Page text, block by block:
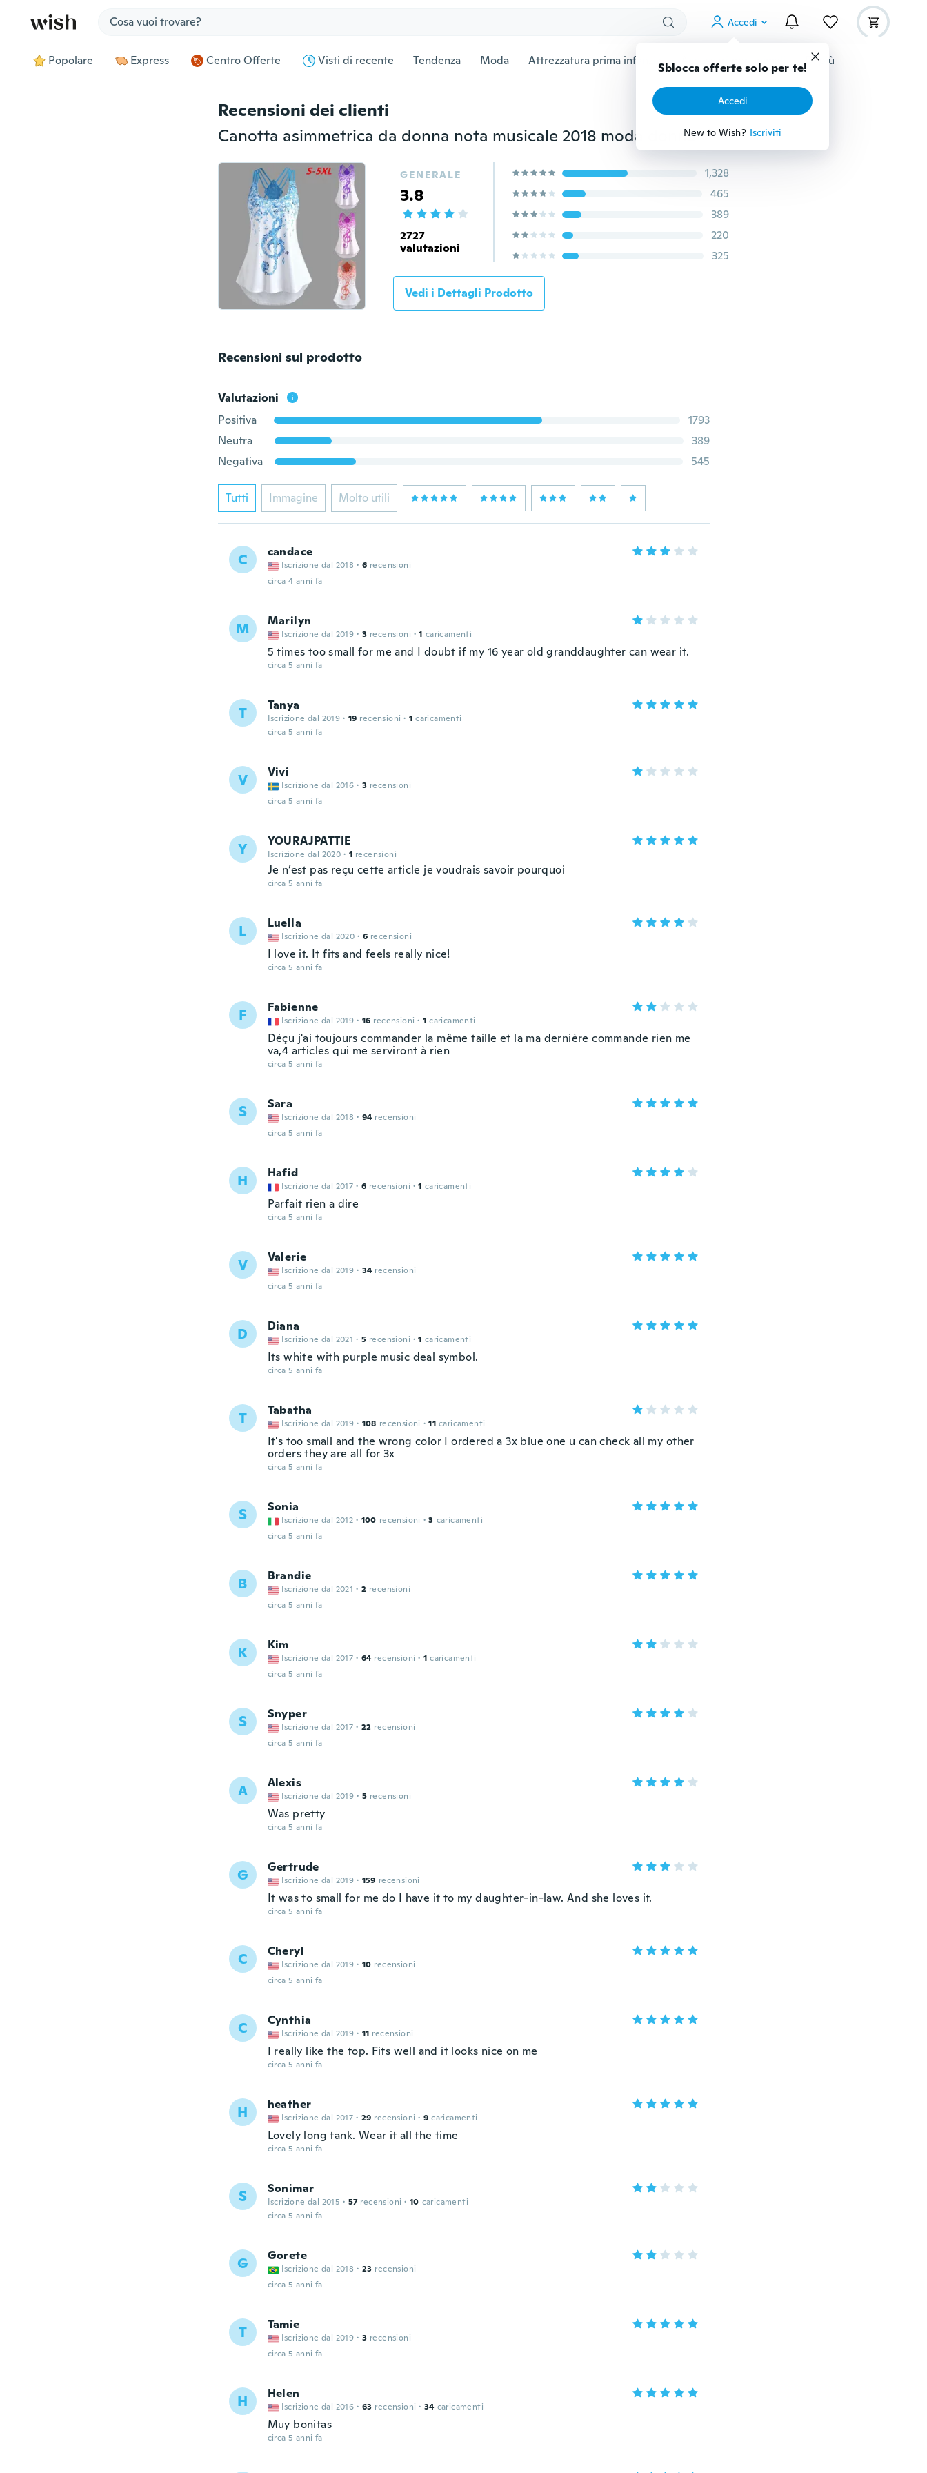
Accedi
Sblocca offerte solo per te!
Accedi
New to Wish? Iscriviti
Popolare Express Centro Offerte Visti di recente Tendenza Moda Attrezzatura prima infanzia Accessori per animali Di più
Recensioni dei clienti
Canotta asimmetrica da donna nota musicale 2018 moda donna
GENERALE
3.8
2727
valutazioni
1,328
465
389
220
325
Vedi i Dettagli Prodotto
Recensioni sul prodotto
Valutazioni
Positiva
1793
Neutra
389
Negativa
545
Tutti Immagine Molto utili
C candace
Iscrizione dal 2018 · 6 recensioni
circa 4 anni fa
M Marilyn
Iscrizione dal 2019 · 3 recensioni · 1 caricamenti
5 times too small for me and I doubt if my 16 year old granddaughter can wear it.
circa 5 anni fa
T Tanya
Iscrizione dal 2019 · 19 recensioni · 1 caricamenti
circa 5 anni fa
V Vivi
Iscrizione dal 2016 · 3 recensioni
circa 5 anni fa
Y YOURAJPATTIE
Iscrizione dal 2020 · 1 recensioni
Je n’est pas reçu cette article je voudrais savoir pourquoi
circa 5 anni fa
L Luella
Iscrizione dal 2020 · 6 recensioni
I love it. It fits and feels really nice!
circa 5 anni fa
F Fabienne
Iscrizione dal 2019 · 16 recensioni · 1 caricamenti
Déçu j'ai toujours commander la même taille et la ma dernière commande rien me
va,4 articles qui me serviront à rien
circa 5 anni fa
S Sara
Iscrizione dal 2018 · 94 recensioni
circa 5 anni fa
H Hafid
Iscrizione dal 2017 · 6 recensioni · 1 caricamenti
Parfait rien a dire
circa 5 anni fa
V Valerie
Iscrizione dal 2019 · 34 recensioni
circa 5 anni fa
D Diana
Iscrizione dal 2021 · 5 recensioni · 1 caricamenti
Its white with purple music deal symbol.
circa 5 anni fa
T Tabatha
Iscrizione dal 2019 · 108 recensioni · 11 caricamenti
It's too small and the wrong color I ordered a 3x blue one u can check all my other
orders they are all for 3x
circa 5 anni fa
S Sonia
Iscrizione dal 2012 · 100 recensioni · 3 caricamenti
circa 5 anni fa
B Brandie
Iscrizione dal 2021 · 2 recensioni
circa 5 anni fa
K Kim
Iscrizione dal 2017 · 64 recensioni · 1 caricamenti
circa 5 anni fa
S Snyper
Iscrizione dal 2017 · 22 recensioni
circa 5 anni fa
A Alexis
Iscrizione dal 2019 · 5 recensioni
Was pretty
circa 5 anni fa
G Gertrude
Iscrizione dal 2019 · 159 recensioni
It was to small for me do I have it to my daughter-in-law. And she loves it.
circa 5 anni fa
C Cheryl
Iscrizione dal 2019 · 10 recensioni
circa 5 anni fa
C Cynthia
Iscrizione dal 2019 · 11 recensioni
I really like the top. Fits well and it looks nice on me
circa 5 anni fa
H heather
Iscrizione dal 2017 · 29 recensioni · 9 caricamenti
Lovely long tank. Wear it all the time
circa 5 anni fa
S Sonimar
Iscrizione dal 2015 · 57 recensioni · 10 caricamenti
circa 5 anni fa
G Gorete
Iscrizione dal 2018 · 23 recensioni
circa 5 anni fa
T Tamie
Iscrizione dal 2019 · 3 recensioni
circa 5 anni fa
H Helen
Iscrizione dal 2016 · 63 recensioni · 34 caricamenti
Muy bonitas
circa 5 anni fa